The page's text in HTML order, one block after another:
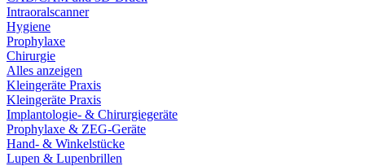
Intraoralscanner
Hygiene
Prophylaxe
Chirurgie
Alles anzeigen
Kleingeräte Praxis
Kleingeräte Praxis
Implantologie- & Chirurgiegeräte
Prophylaxe & ZEG-Geräte
Hand- & Winkelstücke
Lupen & Lupenbrillen